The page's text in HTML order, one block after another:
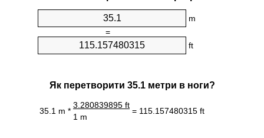
m
=
ft
Як перетворити 35.1 метри в ноги?
35.1 m *
3.280839895 ft
= 115.157480315 ft
1 m